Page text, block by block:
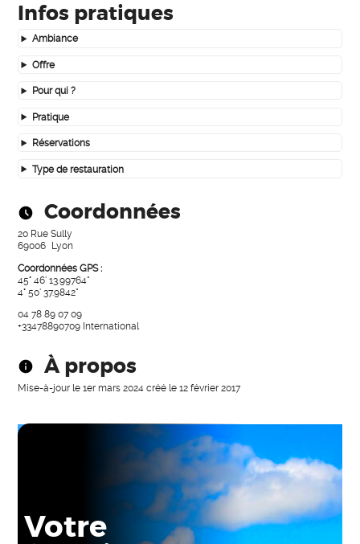
Infos pratiques
Ambiance
Offre
Pour qui ?
Pratique
Réservations
Type de restauration
Coordonnées
20 Rue Sully
69006 Lyon
Coordonnées GPS :
45° 46' 13.99764"
4° 50' 37.9842"
04 78 89 07 09
+33478890709 International
À propos
Mise-à-jour le1er mars 2024 créé le12 février 2017
Votre